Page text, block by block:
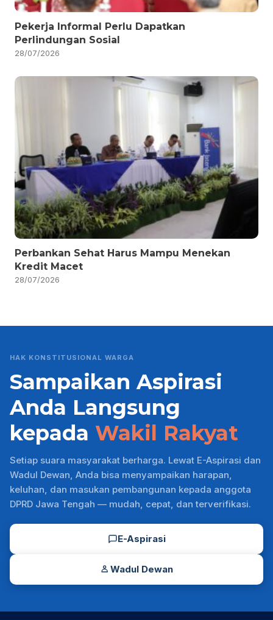
Pekerja Informal Perlu Dapatkan
Perlindungan Sosial
28/07/2026
Perbankan Sehat Harus Mampu Menekan
Kredit Macet
28/07/2026
HAK KONSTITUSIONAL WARGA
Sampaikan Aspirasi
Anda Langsung
kepada Wakil Rakyat
Setiap suara masyarakat berharga. Lewat E-Aspirasi dan
Wadul Dewan, Anda bisa menyampaikan harapan,
keluhan, dan masukan pembangunan kepada anggota
DPRD Jawa Tengah — mudah, cepat, dan terverifikasi.
E-Aspirasi
Wadul Dewan